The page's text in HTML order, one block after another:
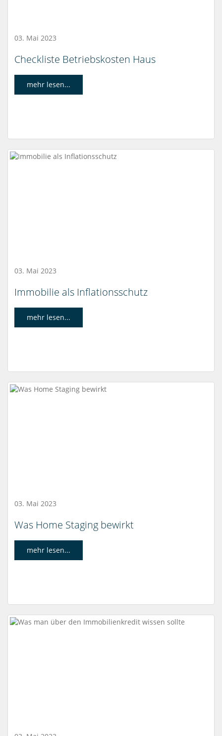
03. Mai 2023
Checkliste Betriebskosten Haus
mehr lesen...
03. Mai 2023
Immobilie als Inflationsschutz
mehr lesen...
03. Mai 2023
Was Home Staging bewirkt
mehr lesen...